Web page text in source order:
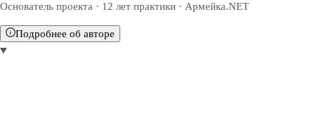
Основатель проекта · 12 лет практики · Армейка.NET
Подробнее об авторе